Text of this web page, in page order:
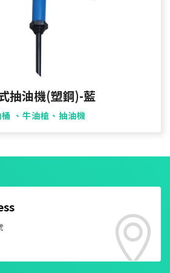
抽油機(塑鋼)-藍
、牛油槍、抽油機